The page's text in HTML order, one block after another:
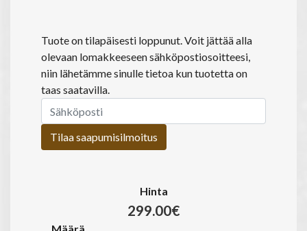
Tuote on tilapäisesti loppunut. Voit jättää alla
olevaan lomakkeeseen sähköpostiosoitteesi,
niin lähetämme sinulle tietoa kun tuotetta on
taas saatavilla.
Tilaa saapumisilmoitus
Hinta
299.00€